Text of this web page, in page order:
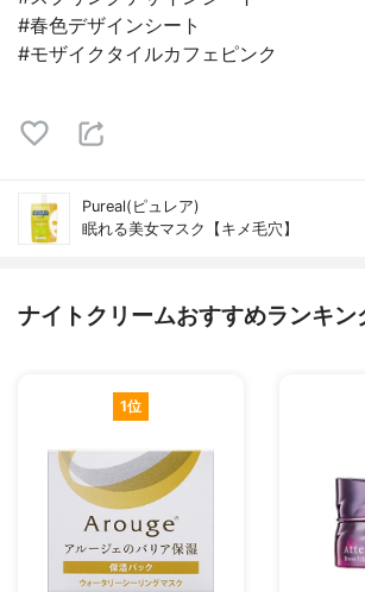
#春色デザインシート
#モザイクタイルカフェピンク
Pureal(ピュレア)
眠れる美女マスク【キメ毛穴】
ナイトクリームおすすめランキン
1位